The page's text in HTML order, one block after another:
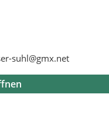
suhl@gmx.net
Open
Menu